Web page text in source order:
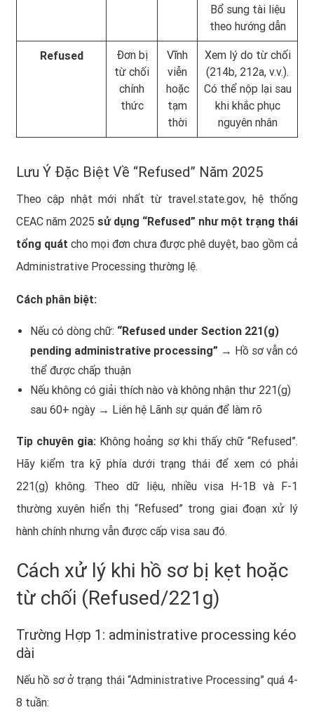
Bổ sung tài liệu
theo hướng dẫn
Refused
Đơn bị
từ chối
chính
thức
Vĩnh
viễn
hoặc
tạm
thời
Xem lý do từ chối
(214b, 212a, v.v.).
Có thể nộp lại sau
khi khắc phục
nguyên nhân
Lưu Ý Đặc Biệt Về “Refused” Năm 2025
Theo cập nhật mới nhất từ travel.state.gov, hệ thống
CEAC năm 2025 sử dụng “Refused” như một trạng thái
tổng quát cho mọi đơn chưa được phê duyệt, bao gồm cả
Administrative Processing thường lệ.
Cách phân biệt:
Nếu có dòng chữ: “Refused under Section 221(g)
pending administrative processing” → Hồ sơ vẫn có
thể được chấp thuận
Nếu không có giải thích nào và không nhận thư 221(g)
sau 60+ ngày → Liên hệ Lãnh sự quán để làm rõ
Tip chuyên gia: Không hoảng sợ khi thấy chữ “Refused”.
Hãy kiểm tra kỹ phía dưới trạng thái để xem có phải
221(g) không. Theo dữ liệu, nhiều visa H-1B và F-1
thường xuyên hiển thị “Refused” trong giai đoạn xử lý
hành chính nhưng vẫn được cấp visa sau đó.
Cách xử lý khi hồ sơ bị kẹt hoặc
từ chối (Refused/221g)
Trường Hợp 1: administrative processing kéo
dài
Nếu hồ sơ ở trạng thái “Administrative Processing” quá 4-
8 tuần: